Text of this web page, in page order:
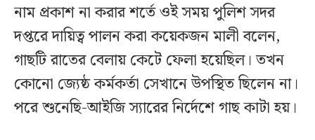
নাম প্রকাশ না করার শর্তে ওই সময় পুলিশ সদর
দপ্তরে দায়িত্ব পালন করা কয়েকজন মালী বলেন,
গাছটি রাতের বেলায় কেটে ফেলা হয়েছিল। তখন
কোনো জ্যেষ্ঠ কর্মকর্তা সেখানে উপস্থিত ছিলেন না।
পরে শুনেছি-আইজি স্যারের নির্দেশে গাছ কাটা হয়।